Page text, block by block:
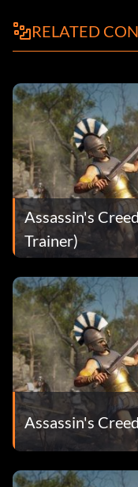
RELATED
Assassin's
Trainer)
Assassin's